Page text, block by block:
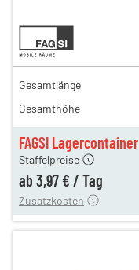
FAGSI Lagercontainer
4,64 €
4,64 €
4,64 €
3,97 €
3,97 €
Staffelpreise
ab 3,97 € / Tag
180,00 €
60,00 €
Zusatzkosten
Gesamtlänge
Gesamthöhe